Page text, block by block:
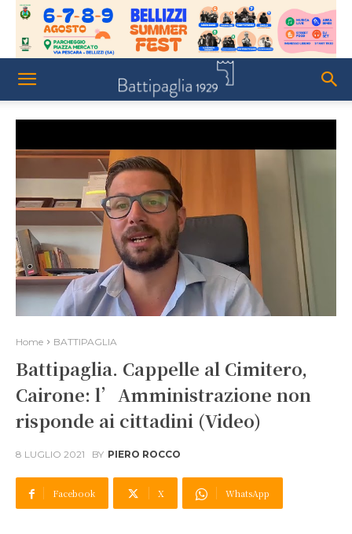
Home BATTIPAGLIA
Battipaglia. Cappelle al Cimitero,
Cairone: l’Amministrazione non
risponde ai cittadini (Video)
8 LUGLIO 2021 BY PIERO ROCCO
Facebook X WhatsApp